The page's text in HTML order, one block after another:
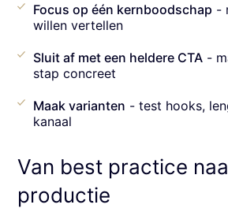
Focus op één kernboodschap -
willen vertellen
Sluit af met een heldere CTA -
stap concreet
Maak varianten - test hooks,
kanaal
Van best practice
productie